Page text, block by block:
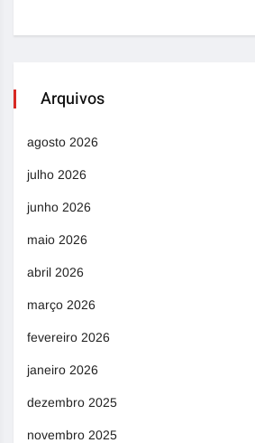
Arquivos
agosto 2026
julho 2026
junho 2026
maio 2026
abril 2026
março 2026
fevereiro 2026
janeiro 2026
dezembro 2025
novembro 2025